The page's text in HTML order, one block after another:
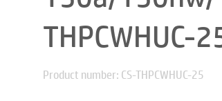
THPCWHUC-
Product number: CS-THPCWHUC-25